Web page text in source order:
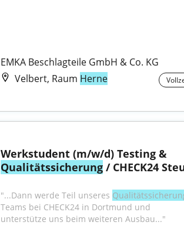
EMKA Beschlagteile GmbH & Co. KG
Velbert, Raum Herne
Werkstudent (m/w/d) Testing &
Qualitätssicherung / CHECK24
"...Dann werde Teil unseres
Teams bei CHECK24 in Dortmund und
unterstütze uns beim weiteren Ausbau..."